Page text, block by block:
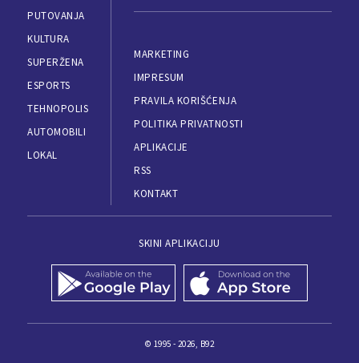
PUTOVANJA
KULTURA
SUPERŽENA
ESPORTS
TEHNOPOLIS
AUTOMOBILI
LOKAL
MARKETING
IMPRESUM
PRAVILA KORIŠĆENJA
POLITIKA PRIVATNOSTI
APLIKACIJE
RSS
KONTAKT
SKINI APLIKACIJU
© 1995 - 2026, B92